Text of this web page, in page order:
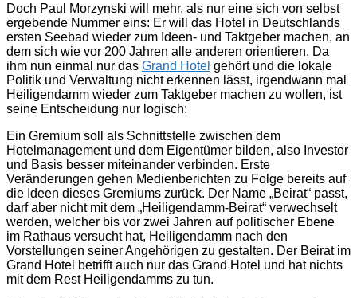
Doch Paul Morzynski will mehr, als nur eine sich von selbst
ergebende Nummer eins: Er will das Hotel in Deutschlands
ersten Seebad wieder zum Ideen- und Taktgeber machen, an
dem sich wie vor 200 Jahren alle anderen orientieren. Da
ihm nun einmal nur das Grand Hotel gehört und die lokale
Politik und Verwaltung nicht erkennen lässt, irgendwann mal
Heiligendamm wieder zum Taktgeber machen zu wollen, ist
seine Entscheidung nur logisch:
Ein Gremium soll als Schnittstelle zwischen dem
Hotelmanagement und dem Eigentümer bilden, also Investor
und Basis besser miteinander verbinden. Erste
Veränderungen gehen Medienberichten zu Folge bereits auf
die Ideen dieses Gremiums zurück. Der Name „Beirat“ passt,
darf aber nicht mit dem „Heiligendamm-Beirat“ verwechselt
werden, welcher bis vor zwei Jahren auf politischer Ebene
im Rathaus versucht hat, Heiligendamm nach den
Vorstellungen seiner Angehörigen zu gestalten. Der Beirat im
Grand Hotel betrifft auch nur das Grand Hotel und hat nichts
mit dem Rest Heiligendamms zu tun.